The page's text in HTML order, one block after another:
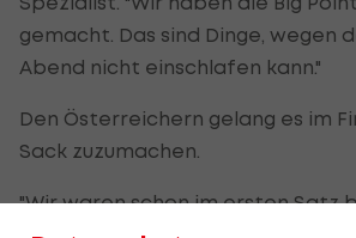
gemacht. Das sind Dinge, wegen
Abend nicht einschlafen kann."
Den Österreichern gelang es im
Sack zuzumachen.
"Wir waren schon im ersten Satz